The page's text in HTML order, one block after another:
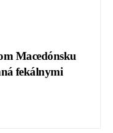
Macedónsku
fekálnymi